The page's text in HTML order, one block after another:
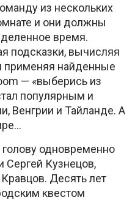
из нескольких
и они должны
время.
подсказки, вычисляя
применяя найденные
— «выберись из
популярным и
Венгрии и Тайланде. А
одновременно
Сергей Кузнецов,
Десять лет
квестом